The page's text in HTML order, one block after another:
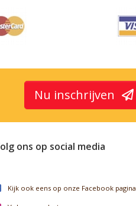
Nu inschrijven
Volg ons op social media
Kijk ook eens op onze Facebook pagina